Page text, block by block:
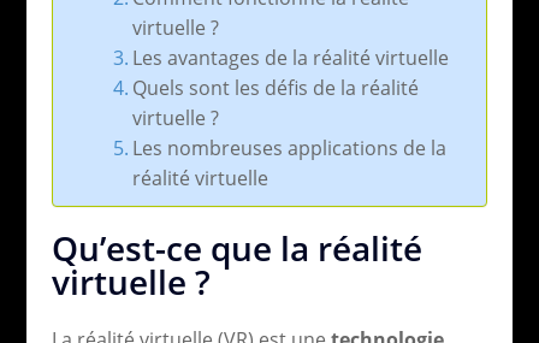
virtuelle ?
Les avantages de la réalité virtuelle
Quels sont les défis de la réalité
virtuelle ?
Les nombreuses applications de la
réalité virtuelle
Qu’est-ce que la réalité
virtuelle ?